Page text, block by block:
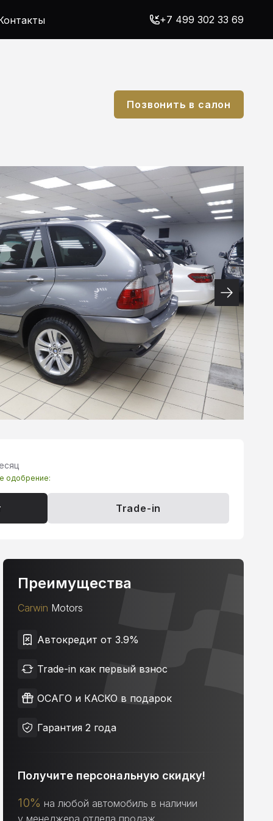
+7 499 302 33 69
Позвонить в салон
одобрение:
Trade-in
Преимущества
Carwin Motors
Автокредит от 3.9%
Trade-in как первый взнос
ОСАГО и КАСКО в подарок
Гарантия 2 года
Получите персональную скидку!
10% на любой автомобиль в наличии
у менеджера отдела продаж